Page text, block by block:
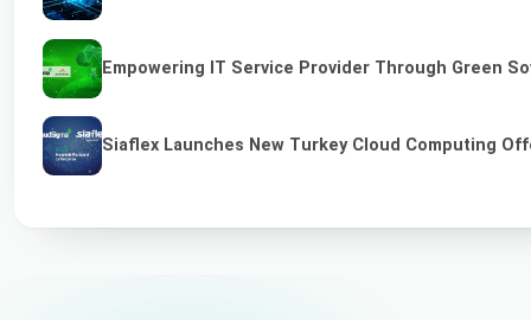
Empowering IT Service Provider Through Green
Siaflex Launches New Turkey Cloud Computing